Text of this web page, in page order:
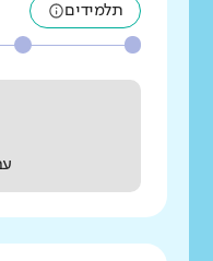
תלמידים